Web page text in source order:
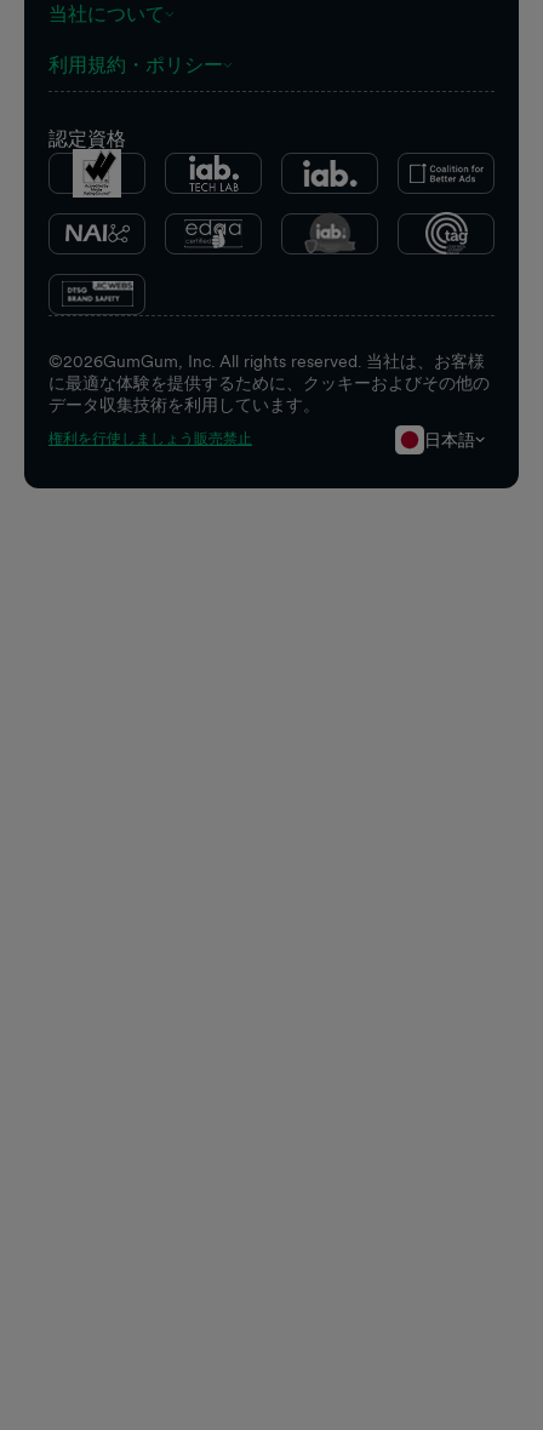
当社について
利用規約・ポリシー
認定資格
©2026GumGum, Inc. All rights reserved. 当社は、お客様
に最適な体験を提供するために、クッキーおよびその他の
データ収集技術を利用しています。
権利を行使しましょう 販売禁止 日本語